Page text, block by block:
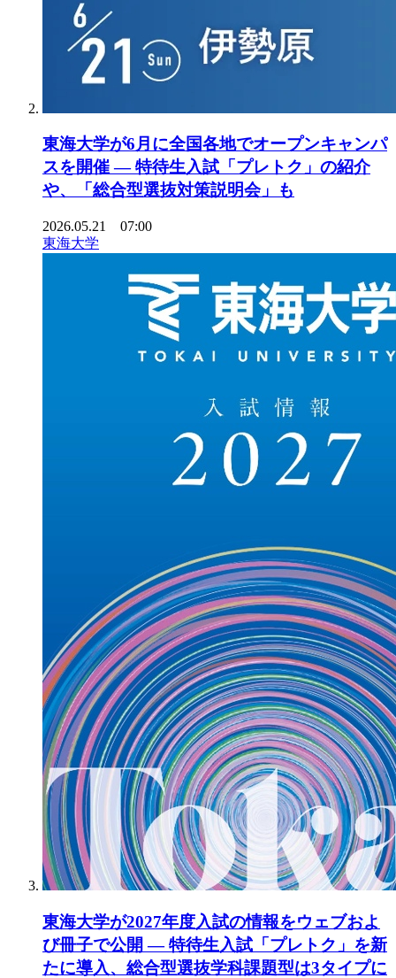
東海大学が6月に全国各地でオープンキャンパ
スを開催 ― 特待生入試「プレトク」の紹介
や、「総合型選抜対策説明会」も
2026.05.21 07:00
東海大学
東海大学が2027年度入試の情報をウェブおよ
び冊子で公開 ― 特待生入試「プレトク」を新
たに導入、総合型選抜学科課題型は3タイプに